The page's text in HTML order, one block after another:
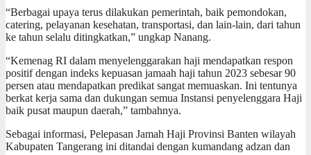
“Berbagai upaya terus dilakukan pemerintah, baik pemondokan,
catering, pelayanan kesehatan, transportasi, dan lain-lain, dari tahun
ke tahun selalu ditingkatkan,” ungkap Nanang.
“Kemenag RI dalam menyelenggarakan haji mendapatkan respon
positif dengan indeks kepuasan jamaah haji tahun 2023 sebesar 90
persen atau mendapatkan predikat sangat memuaskan. Ini tentunya
berkat kerja sama dan dukungan semua Instansi penyelenggara Haji
baik pusat maupun daerah,” tambahnya.
Sebagai informasi, Pelepasan Jamah Haji Provinsi Banten wilayah
Kabupaten Tangerang ini ditandai dengan kumandang adzan dan